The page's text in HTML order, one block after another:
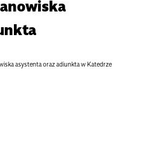
asystenta oraz adiunkta w Katedrze